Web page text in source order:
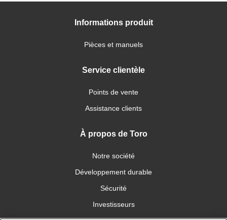
Informations produit
Pièces et manuels
Service clientèle
Points de vente
Assistance clients
À propos de Toro
Notre société
Développement durable
Sécurité
Investisseurs